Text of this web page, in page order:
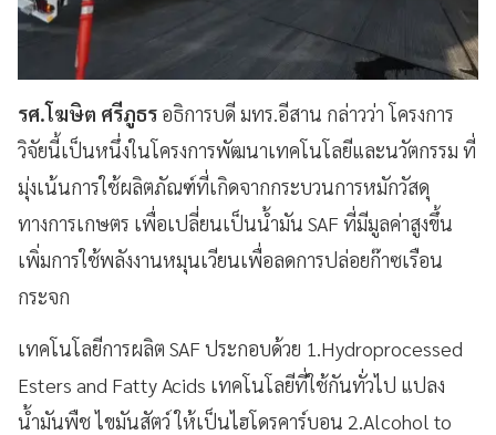
รศ.โฆษิต ศรีภูธร อธิการบดี มทร.อีสาน กล่าวว่า โครงการ
วิจัยนี้เป็นหนึ่งในโครงการพัฒนาเทคโนโลยีและนวัตกรรม ที่
มุ่งเน้นการใช้ผลิตภัณฑ์ที่เกิดจากกระบวนการหมักวัสดุ
ทางการเกษตร เพื่อเปลี่ยนเป็นน้ำมัน SAF ที่มีมูลค่าสูงขึ้น
เพิ่มการใช้พลังงานหมุนเวียนเพื่อลดการปล่อยก๊าซเรือน
กระจก
เทคโนโลยีการผลิต SAF ประกอบด้วย 1.Hydroprocessed
Esters and Fatty Acids เทคโนโลยีที่ใช้กันทั่วไป แปลง
น้ำมันพืช ไขมันสัตว์ ให้เป็นไฮโดรคาร์บอน 2.Alcohol to